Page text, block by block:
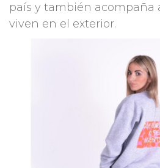
país y también acompaña
viven en el exterior.